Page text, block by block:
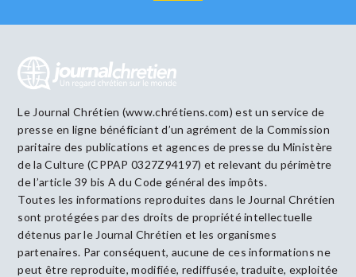
Le Journal Chrétien (www.chrétiens.com) est un service de
presse en ligne bénéficiant d’un agrément de la Commission
paritaire des publications et agences de presse du Ministère
de la Culture (CPPAP 0327Z94197) et relevant du périmètre
de l’article 39 bis A du Code général des impôts.
Toutes les informations reproduites dans le Journal Chrétien
sont protégées par des droits de propriété intellectuelle
détenus par le Journal Chrétien et les organismes
partenaires. Par conséquent, aucune de ces informations ne
peut être reproduite, modifiée, rediffusée, traduite, exploitée